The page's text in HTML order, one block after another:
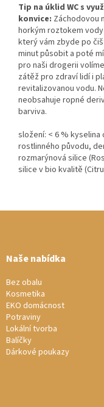
Tip na úklid WC s
konvice: Záchodovou
horkým roztokem
který vám zbyde po
minut působit a poté
pro naši drogerii
zátěž pro zdraví lidí i
revitalizovanou vodu.
neobsahuje ropné
barviva.
složení: < 6 %
rostlinného původu,
rozmarýnová silice
silice v bio kvalitě
Naše nabídka
Bez obalu
Kosmetika
EKO domácnost
Potraviny
Lokální tvorba
Balíčky
Dárkové poukazy